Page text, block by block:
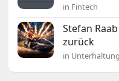
in Fintech
Stefan
zurück
in Unterhaltung